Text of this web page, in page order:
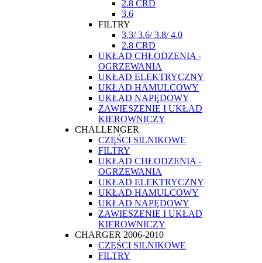
2.8 CRD
3.6
FILTRY
3.3/ 3.6/ 3.8/ 4.0
2.8 CRD
UKŁAD CHŁODZENIA -
OGRZEWANIA
UKŁAD ELEKTRYCZNY
UKŁAD HAMULCOWY
UKŁAD NAPĘDOWY
ZAWIESZENIE I UKŁAD
KIEROWNICZY
CHALLENGER
CZĘŚCI SILNIKOWE
FILTRY
UKŁAD CHŁODZENIA -
OGRZEWANIA
UKŁAD ELEKTRYCZNY
UKŁAD HAMULCOWY
UKŁAD NAPĘDOWY
ZAWIESZENIE I UKŁAD
KIEROWNICZY
CHARGER 2006-2010
CZĘŚCI SILNIKOWE
FILTRY